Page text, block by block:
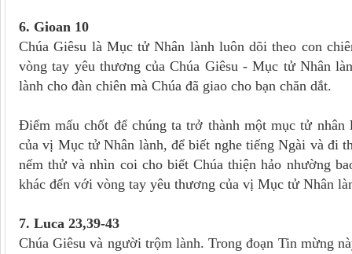
6. Gioan 10
Chúa Giêsu là Mục tử Nhân lành luôn dõi theo con
vòng tay yêu thương của Chúa Giêsu - Mục tử Nhân
lành cho đàn chiên mà Chúa đã giao cho bạn chăn dắt.
Điểm mấu chốt để chúng ta trở thành một mục tử
của vị Mục tử Nhân lành, để biết nghe tiếng Ngài và đi
nếm thử và nhìn coi cho biết Chúa thiện hảo nhường
khác đến với vòng tay yêu thương của vị Mục tử Nhân
7. Luca 23,39-43
Chúa Giêsu và người trộm lành. Trong đoạn Tin mừng